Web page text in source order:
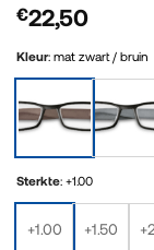
€22,50
Kleur: mat zwart / bruin
Sterkte: +1.00
+1.00 +1.50